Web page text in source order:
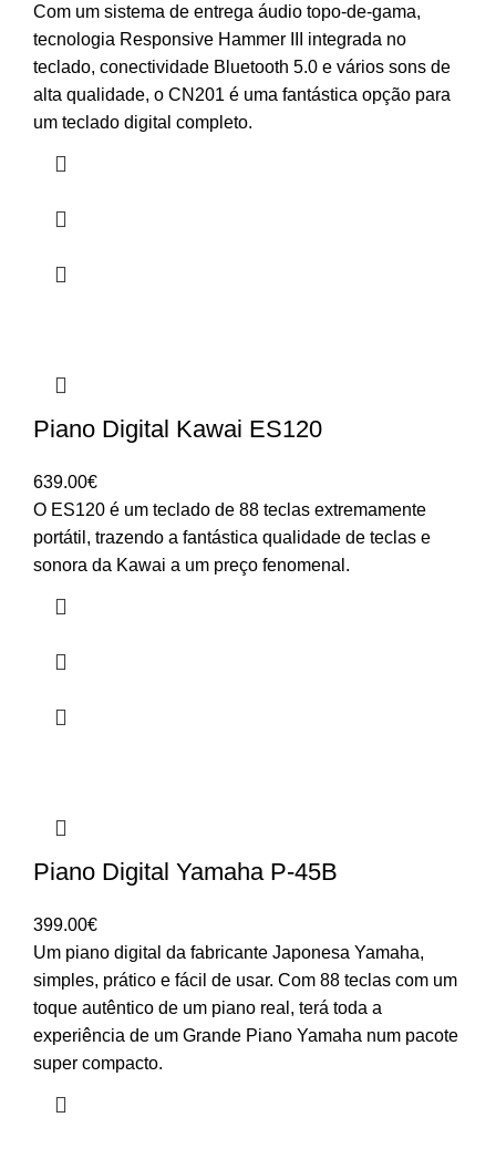
Com um sistema de entrega áudio topo-de-gama,
tecnologia Responsive Hammer III integrada no
teclado, conectividade Bluetooth 5.0 e vários sons de
alta qualidade, o CN201 é uma fantástica opção para
um teclado digital completo.
Piano Digital Kawai ES120
639.00€
O ES120 é um teclado de 88 teclas extremamente
portátil, trazendo a fantástica qualidade de teclas e
sonora da Kawai a um preço fenomenal.
Piano Digital Yamaha P-45B
399.00€
Um piano digital da fabricante Japonesa Yamaha,
simples, prático e fácil de usar. Com 88 teclas com um
toque autêntico de um piano real, terá toda a
experiência de um Grande Piano Yamaha num pacote
super compacto.